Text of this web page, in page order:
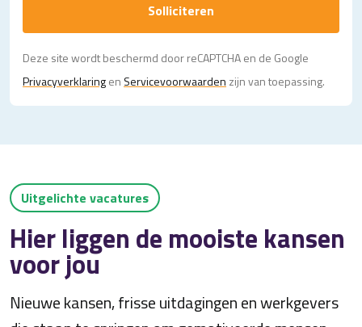
Solliciteren
Deze site wordt beschermd door reCAPTCHA en de Google
Privacy­verklaringen Servicevoorwaarden zijn van toepassing.
Uitgelichte vacatures
Hier liggen de mooiste kansen
voor jou
Nieuwe kansen, frisse uitdagingen en werkgevers